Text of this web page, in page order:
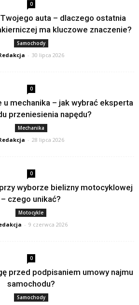
0
auta – dlaczego ostatnia
ma kluczowe znaczenie?
Samochody
- 30 lipca 2026
0
u mechanika – jak wybrać eksperta
przeniesienia napędu?
Mechanika
- 28 lipca 2026
0
wyborze bielizny motocyklowej
– czego unikać?
Motocykle
- 9 czerwca 2026
0
przed podpisaniem umowy najmu
samochodu?
Samochody